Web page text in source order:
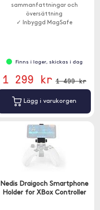
sammanfattningar och
översättning
✓ Inbyggd MagSafe
Finns i lager, skickas i dag
1 299 kr 1 499 kr
Lägg i varukorgen
Nedis Draigoch Smartphone
Holder for XBox Controller